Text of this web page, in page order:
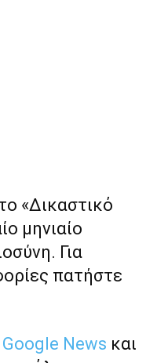
«Δικαστικό
μηνιαίο
Για
πατήστε
Google News και